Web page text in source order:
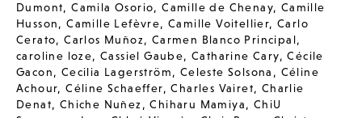
Dumont,Camila Osorio,Camille de Chenay, Camille
Husson,Camille Lefèvre,Camille Voitellier,Carlo
Cerato,Carlos Muñoz, Carmen Blanco Principal,
caroline loze,Cassiel Gaube,Catharine Cary,Cécile
Gacon, Cecilia Lagerström, Celeste Solsona , Céline
Achour,Céline Schaeffer,Charles Vairet, Charlie
Denat, Chiche Nuñez ,Chiharu Mamiya, ChiU